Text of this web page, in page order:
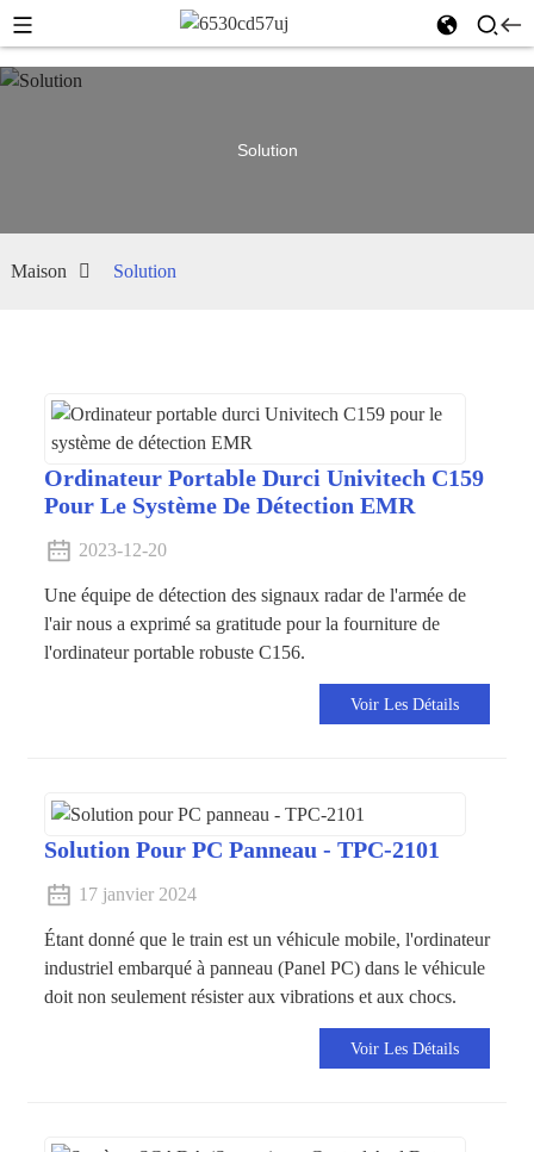
Solution
Maison Solution
Ordinateur Portable Durci Univitech C159
Pour Le Système De Détection EMR
2023-12-20
Une équipe de détection des signaux radar de l'armée de
l'air nous a exprimé sa gratitude pour la fourniture de
l'ordinateur portable robuste C156.
Voir Les Détails
Solution Pour PC Panneau - TPC-2101
17 janvier 2024
Étant donné que le train est un véhicule mobile, l'ordinateur
industriel embarqué à panneau (Panel PC) dans le véhicule
doit non seulement résister aux vibrations et aux chocs.
Voir Les Détails